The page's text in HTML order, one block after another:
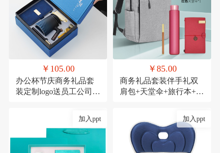
￥105.00
办公杯节庆商务礼品套
装定制logo送员工公司周
￥85.00
商务礼品套装伴手礼双
肩包+天堂伞+旅行本+木
加入ppt 加入ppt